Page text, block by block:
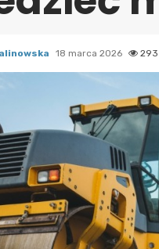
18 marca 2026 293